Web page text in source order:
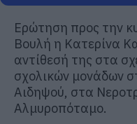
Ερώτηση προς την
Βουλή η Κατερίνα
αντίθεσή της στα
σχολικών μονάδων
Αιδηψού, στα
Αλμυροπόταμο.